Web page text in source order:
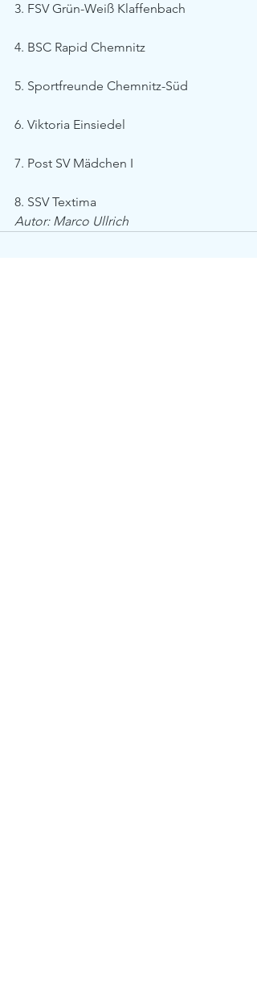
3. FSV Grün-Weiß Klaffenbach
4. BSC Rapid Chemnitz
5. Sportfreunde Chemnitz-Süd
6. Viktoria Einsiedel
7. Post SV Mädchen I
8. SSV Textima
Autor: Marco Ullrich